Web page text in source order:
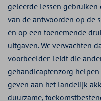
geleerde lessen gebruiken
van de antwoorden op de
én op een toenemende
uitgaven. We verwachten
voorbeelden leidt die
gehandicaptenzorg
geven aan het landelijk
duurzame,